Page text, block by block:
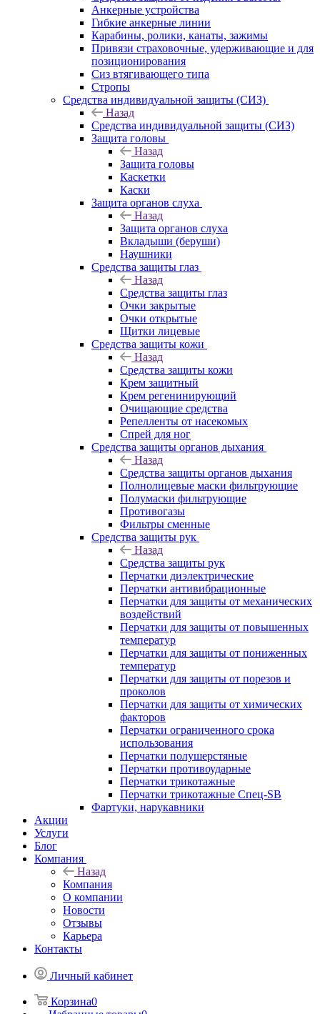
Анкерные устройства
Гибкие анкерные линии
Карабины, ролики, канаты, зажимы
Привязи страховочные, удерживающие и для
позиционирования
Сиз втягивающего типа
Стропы
Средства индивидуальной защиты (СИЗ)
Назад
Средства индивидуальной защиты (СИЗ)
Защита головы
Назад
Защита головы
Каскетки
Каски
Защита органов слуха
Назад
Защита органов слуха
Вкладыши (беруши)
Наушники
Средства защиты глаз
Назад
Средства защиты глаз
Очки закрытые
Очки открытые
Щитки лицевые
Средства защиты кожи
Назад
Средства защиты кожи
Крем защитный
Крем регенинирующий
Очищающие средства
Репелленты от насекомых
Спрей для ног
Средства защиты органов дыхания
Назад
Средства защиты органов дыхания
Полнолицевые маски фильтрующие
Полумаски фильтрующие
Противогазы
Фильтры сменные
Средства защиты рук
Назад
Средства защиты рук
Перчатки диэлектрические
Перчатки антивибрационные
Перчатки для защиты от механических
воздействий
Перчатки для защиты от повышенных
температур
Перчатки для защиты от пониженных
температур
Перчатки для защиты от порезов и
проколов
Перчатки для защиты от химических
факторов
Перчатки ограниченного срока
использования
Перчатки полушерстяные
Перчатки противоударные
Перчатки трикотажные
Перчатки трикотажные Спец-SB
Фартуки, нарукавники
Акции
Услуги
Блог
Компания
Назад
Компания
О компании
Новости
Отзывы
Карьера
Контакты
Личный кабинет
Корзина0